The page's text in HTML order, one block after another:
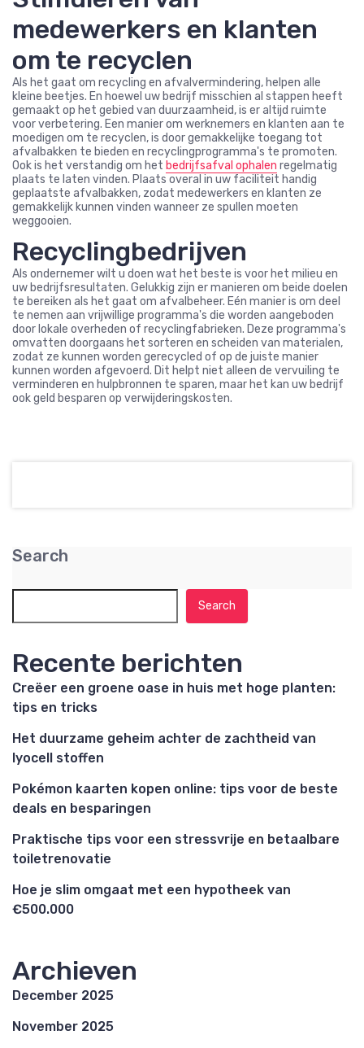
medewerkers en klanten
om te recyclen
Als het gaat om recycling en afvalvermindering, helpen alle
kleine beetjes. En hoewel uw bedrijf misschien al stappen heeft
gemaakt op het gebied van duurzaamheid, is er altijd ruimte
voor verbetering. Een manier om werknemers en klanten aan te
moedigen om te recyclen, is door gemakkelijke toegang tot
afvalbakken te bieden en recyclingprogramma's te promoten.
Ook is het verstandig om het bedrijfsafval ophalen regelmatig
plaats te laten vinden. Plaats overal in uw faciliteit handig
geplaatste afvalbakken, zodat medewerkers en klanten ze
gemakkelijk kunnen vinden wanneer ze spullen moeten
weggooien.
Recyclingbedrijven
Als ondernemer wilt u doen wat het beste is voor het milieu en
uw bedrijfsresultaten. Gelukkig zijn er manieren om beide doelen
te bereiken als het gaat om afvalbeheer. Eén manier is om deel
te nemen aan vrijwillige programma's die worden aangeboden
door lokale overheden of recyclingfabrieken. Deze programma's
omvatten doorgaans het sorteren en scheiden van materialen,
zodat ze kunnen worden gerecycled of op de juiste manier
kunnen worden afgevoerd. Dit helpt niet alleen de vervuiling te
verminderen en hulpbronnen te sparen, maar het kan uw bedrijf
ook geld besparen op verwijderingskosten.
Search
Search
Recente berichten
Creëer een groene oase in huis met hoge planten:
tips en tricks
Het duurzame geheim achter de zachtheid van
lyocell stoffen
Pokémon kaarten kopen online: tips voor de beste
deals en besparingen
Praktische tips voor een stressvrije en betaalbare
toiletrenovatie
Hoe je slim omgaat met een hypotheek van
€500.000
Archieven
December 2025
November 2025